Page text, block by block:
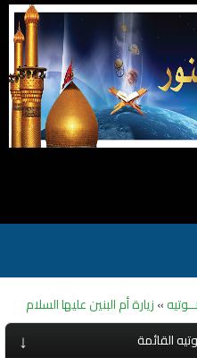
»زيارة أم البنين عليها السلام
↓ القائمة